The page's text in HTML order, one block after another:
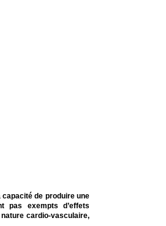
de produire une
pas exempts d’effets
cardio-vasculaire,